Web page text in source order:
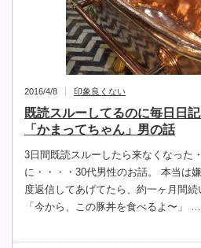
2016/4/8 印象良くない
既読スルーしてるのに毎日日
「かまってちゃん」男の話
3日間既読スルーしたら来なくなった
に・・・・30代男性のお話。 本当は
度返信してあげてたら、約一ヶ月間続
「今から、この豚丼を食べるよ〜」 …